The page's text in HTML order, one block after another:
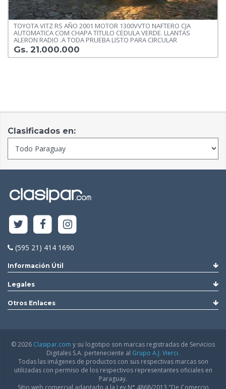
TOYOTA VITZ RS AÑO 2001 MOTOR 1300VVTO NAFTERO CJA
AUTOMATICA COM CHAPA TITULO CEDULA VERDE. LLANTAS
ALERON RADIO .A TODA PRUEBA LISTO PARA CIRCULAR
Gs. 21.000.000
Clasificados en:
(595 21) 414 1690
Información Útil
Legales
Otros Enlaces
© 2026 Clasipar.com y su logotipo son marcas registradas de Servicios
Digitales S.A. perteneciente al Grupo A.J. Vierci.
Todas las imágenes de productos con sus respectivas marcas son
utilizadas con permiso de los respectivos representantes oficiales en
Paraguay.